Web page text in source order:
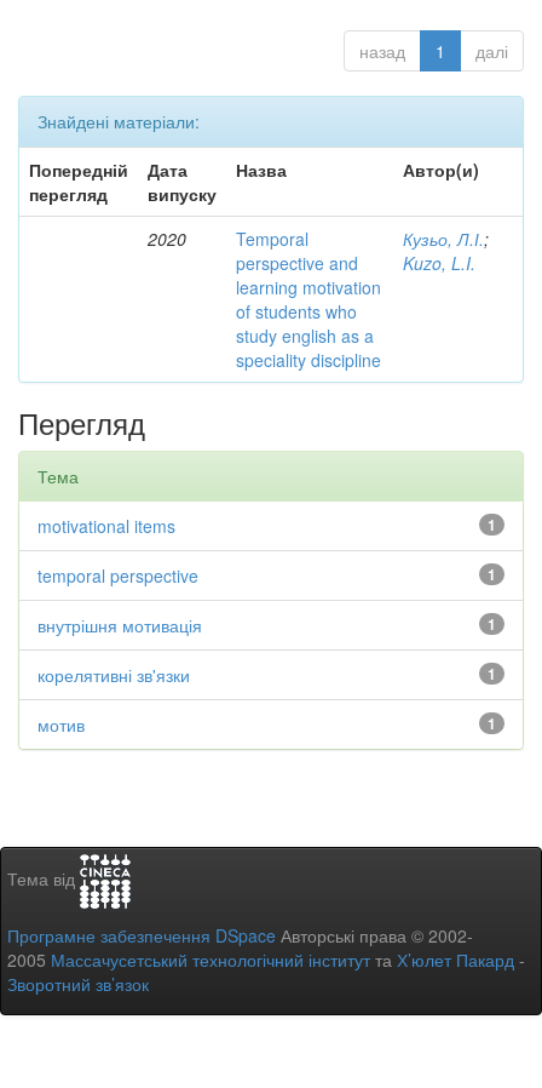
назад 1 далі
Знайдені матеріали:
Попередній
перегляд
Дата
випуску
Назва Автор(и)
2020
Temporal
perspective and
learning motivation
of students who
study english as a
speciality discipline
Кузьо, Л.І.;
Kuzo, L.I.
Перегляд
Тема
1
motivational items
1
temporal perspective
1
внутрішня мотивація
1
корелятивні зв'язки
1
мотив
Тема від
Програмне забезпечення DSpace Авторські права © 2002-
2005 Массачусетський технологічний інститутта Х’юлет Пакард -
Зворотний зв’язок